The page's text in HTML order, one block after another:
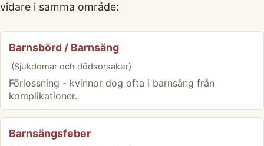
vidare i samma område:
Barnsbörd / Barnsäng
(Sjukdomar och dödsorsaker)
Förlossning - kvinnor dog ofta i barnsäng från
komplikationer.
Barnsängsfeber